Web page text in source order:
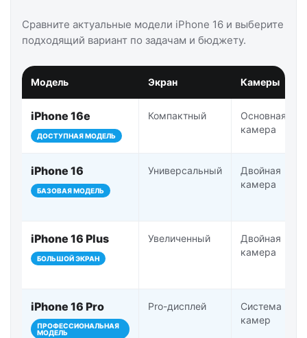
Сравните актуальные модели iPhone 16 и выберите
подходящий вариант по задачам и бюджету.
Модель Экран Камеры
iPhone 16e
ДОСТУПНАЯ МОДЕЛЬ
Компактный
Основная
камера
iPhone 16
БАЗОВАЯ МОДЕЛЬ
Универсальный
Двойная
камера
iPhone 16 Plus
БОЛЬШОЙ ЭКРАН
Увеличенный
Двойная
камера
iPhone 16 Pro
ПРОФЕССИОНАЛЬНАЯ
МОДЕЛЬ
Pro-дисплей
Система Pro-
камер